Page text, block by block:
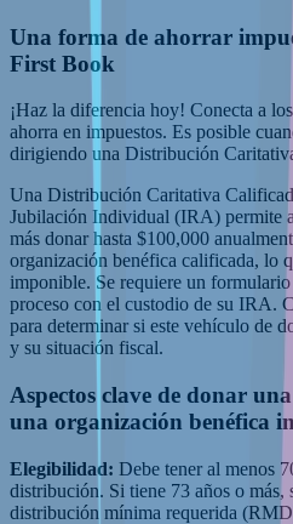
Una forma de ahorrar
First Book
¡Haz la diferencia hoy! Conecta a
ahorra en impuestos. Es posible
dirigiendo una Distribución
Una Distribución Caritativa
Jubilación Individual (IRA) permite
más donar hasta $100,000
organización benéfica calificada, lo
imponible. Se requiere un
proceso con el custodio de su IRA.
para determinar si este vehículo de
y su situación fiscal.
Aspectos clave de donar
una organización benéfica
Elegibilidad: Debe tener al menos
distribución. Si tiene 73 años o más,
distribución mínima requerida